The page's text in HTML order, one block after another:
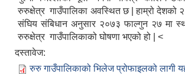
रुरुक्षेत्र गाउँपालिका अवस्थित छ |हाम्रो देशको
संघिय संबिधान अनुसार २०७३ फाल्गुन २७ मा
रुरुक्षेत्र गाउँपालिकाको घोषणा भएको हो
| <
दस्तावेज:
रुरु गाउँपालिकाको भिलेज प्रोफाइलको लागी